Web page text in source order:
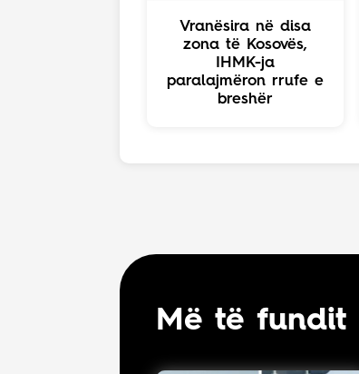
Vranësira në disa
zona të Kosovës,
IHMK-ja
paralajmëron rrufe e
breshër
Më të fundit